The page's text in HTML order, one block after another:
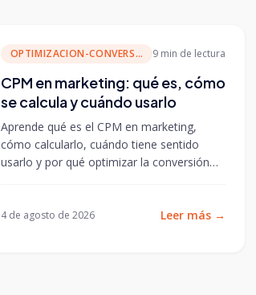
OPTIMIZACION-CONVERSION 9 min de lectura
CPM en marketing: qué es, cómo
se calcula y cuándo usarlo
Aprende qué es el CPM en marketing,
cómo calcularlo, cuándo tiene sentido
usarlo y por qué optimizar la conversión
4 de agosto de 2026 Leer más →